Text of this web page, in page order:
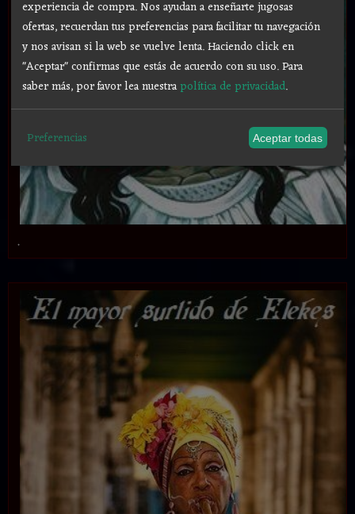
.
experiencia de compra. Nos ayudan a enseñarte jugosas
ofertas, recuerdan tus preferencias para facilitar tu navegación
y nos avisan si la web se vuelve lenta. Haciendo click en
"Aceptar" confirmas que estás de acuerdo con su uso.Para
saber más, por favor lea nuestrapolítica de privacidad.
Preferencias Aceptar todas